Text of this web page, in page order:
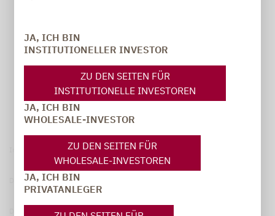
JA, ICH BIN
INSTITUTIONELLER INVESTOR
ZU DEN SEITEN FÜR
INSTITUTIONELLE INVESTOREN
JA, ICH BIN
WHOLESALE-INVESTOR
ZU DEN SEITEN FÜR
WHOLESALE-INVESTOREN
JA, ICH BIN
PRIVATANLEGER
Datenschutzerklärung
Datenschutzhinweise